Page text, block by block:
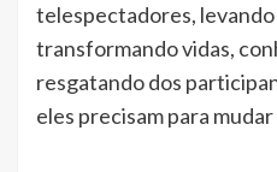
telespectadores,
transformando vidas,
resgatando dos
eles precisam para